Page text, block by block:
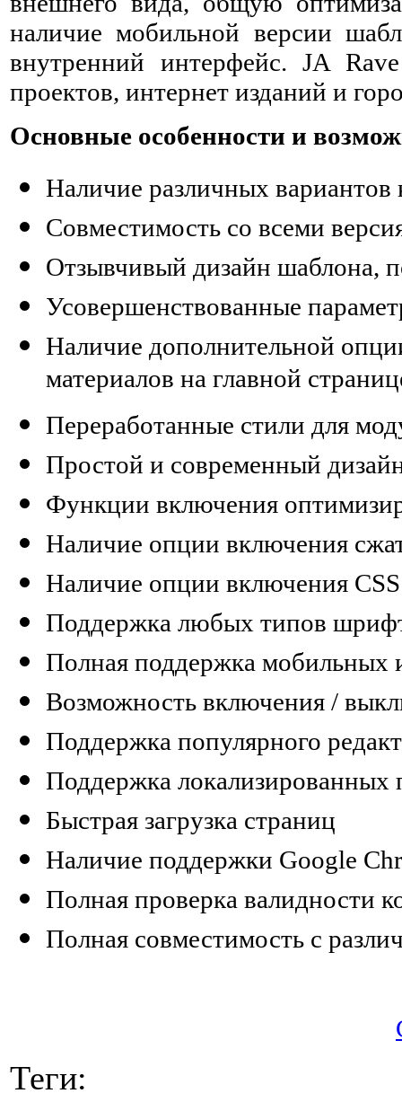
наличие мобильной версии
внутренний интерфейс. JA
проектов, интернет изданий и
Основные особенности и
Наличие различных вариантов
Совместимость со всеми
Отзывчивый дизайн шаблона,
Усовершенствованные
Наличие дополнительной
материалов на главной
Переработанные стили для
Простой и современный
Функции включения
Наличие опции включения
Наличие опции включения
Поддержка любых типов
Полная поддержка мобильных
Возможность включения /
Поддержка популярного
Поддержка локализированных
Быстрая загрузка страниц
Наличие поддержки Google
Полная проверка валидности
Полная совместимость с
Теги: